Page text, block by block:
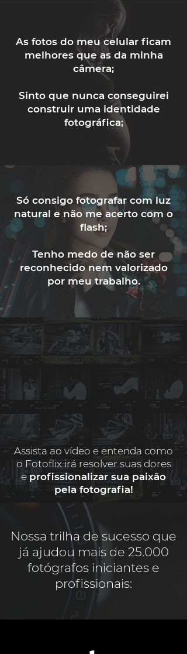
As fotos do meu celular ficam
melhores que as da minha
câmera;
Sinto que nunca conseguirei
construir uma identidade
fotográfica;
Só consigo fotografar com luz
natural e não me acerto com o
flash;
Tenho medo de não ser
reconhecido nem valorizado
por meu trabalho.
Assista ao vídeo e entenda como
o Fotoflix irá resolver suas dores
eprofissionalizar sua paixão
pela fotografia!
Nossa trilha de sucesso que
já ajudou mais de 25.000
fotógrafos iniciantes e
profissionais: